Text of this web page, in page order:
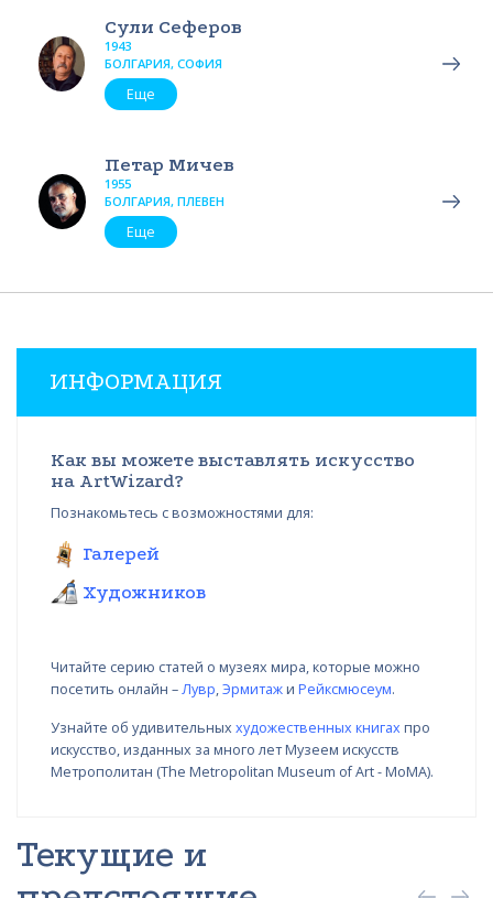
Сули Сеферов
1943
БОЛГАРИЯ, СОФИЯ
Еще
Петар Мичев
1955
БОЛГАРИЯ, ПЛЕВЕН
Еще
ИНФОРМАЦИЯ
Как вы можете выставлять искусство
на ArtWizard?
Познакомьтесь с возможностями для:
Галерей
Художников
Читайте серию статей о музеях мира, которые можно
посетить онлайн –Лувр,Эрмитажи Рейксмюсеум.
Узнайте об удивительных художественных книгах про
искусство, изданных за много лет Музеем искусств
Метрополитан (The Metropolitan Museum of Art - MoMA).
Текущие и